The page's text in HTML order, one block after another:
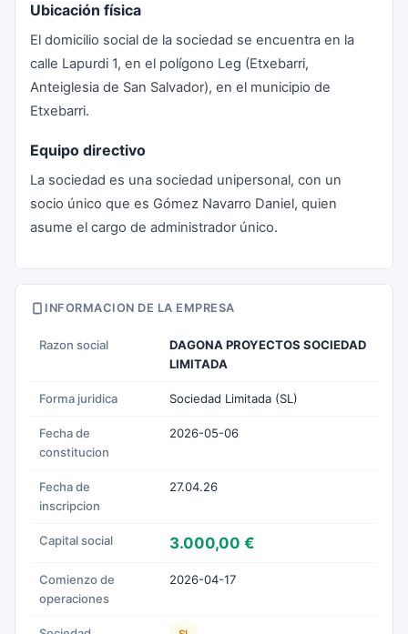
Ubicación física
El domicilio social de la sociedad se encuentra en la
calle Lapurdi 1, en el polígono Leg (Etxebarri,
Anteiglesia de San Salvador), en el municipio de
Etxebarri.
Equipo directivo
La sociedad es una sociedad unipersonal, con un
socio único que es Gómez Navarro Daniel, quien
asume el cargo de administrador único.
INFORMACION DE LA EMPRESA
Razon social
DAGONA PROYECTOS SOCIEDAD
LIMITADA
Forma juridica Sociedad Limitada (SL)
Fecha de
constitucion
2026-05-06
Fecha de
inscripcion
27.04.26
Capital social 3.000,00 €
Comienzo de
operaciones
2026-04-17